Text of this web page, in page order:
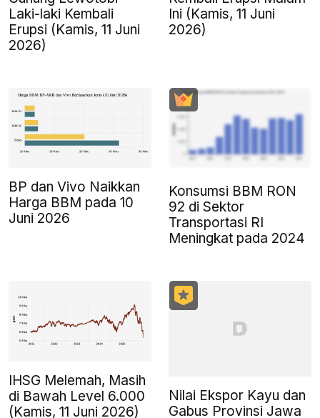
Laki-laki Kembali
Erupsi (Kamis, 11 Juni
2026)
Ini (Kamis, 11 Juni
2026)
BP dan Vivo Naikkan
Harga BBM pada 10
Juni 2026
Konsumsi BBM RON
92 di Sektor
Transportasi RI
Meningkat pada 2024
IHSG Melemah, Masih
di Bawah Level 6.000
(Kamis, 11 Juni 2026)
Nilai Ekspor Kayu dan
Gabus Provinsi Jawa